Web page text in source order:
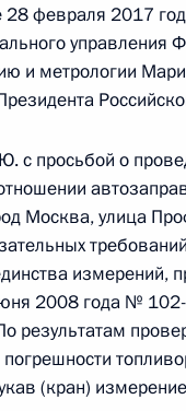
межрегионального
Президента
граждан
февраля 2017
управления
и метрологии
просьбой о
Москва, улица
измерений,
2008 года №
результатам
(кран)